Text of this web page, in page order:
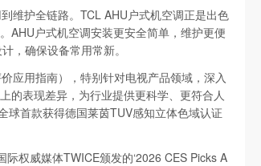
维护全链路。TCL AHU户式机空调正是出色
AHU户式机空调安装更安全简单，维护更便
，确保设备常用常新。
应用指南），特别针对电视产品领域，深入
的表现差异，为行业提供更科学、更符合人
球首款获得德国莱茵TUV感知立体色域认证
权威媒体TWICE颁发的‘2026 CES Picks A